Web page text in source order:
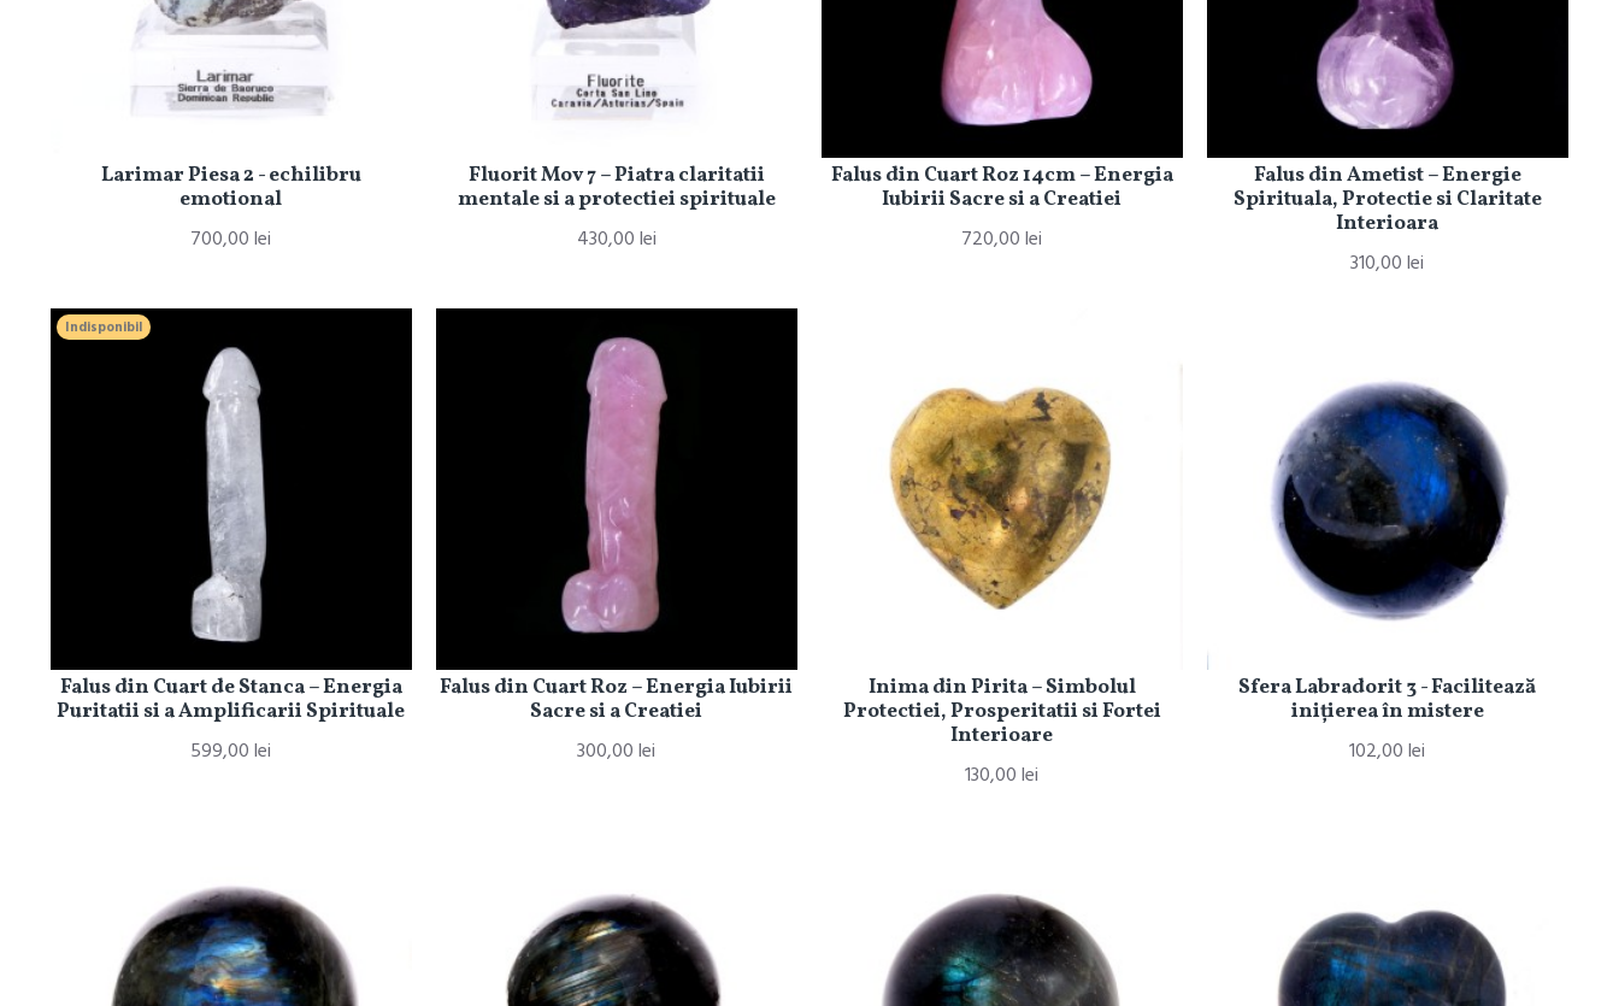
Larimar Piesa 2 - echilibru
emotional
700,00 lei
Fluorit Mov 7 – Piatra claritatii
mentale si a protectiei spirituale
430,00 lei
Falus din Cuart Roz 14cm – Energia
Iubirii Sacre si a Creatiei
720,00 lei
Falus din Ametist – Energie
Spirituala, Protectie si Claritate
Interioara
310,00 lei
Indisponibil
Falus din Cuart de Stanca – Energia
Puritatii si a Amplificarii Spirituale
599,00 lei
Falus din Cuart Roz – Energia Iubirii
Sacre si a Creatiei
300,00 lei
Inima din Pirita – Simbolul
Protectiei, Prosperitatii si Fortei
Interioare
130,00 lei
Sfera Labradorit 3 - Facilitează
iniţierea în mistere
102,00 lei